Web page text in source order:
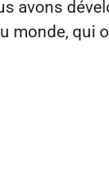
avons
monde, qui